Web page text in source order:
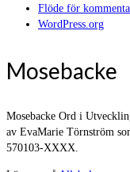
Flöde för
WordPress.org
Mosebacke
Mosebacke Ord i
av EvaMarie Törnström
570103-XXXX.